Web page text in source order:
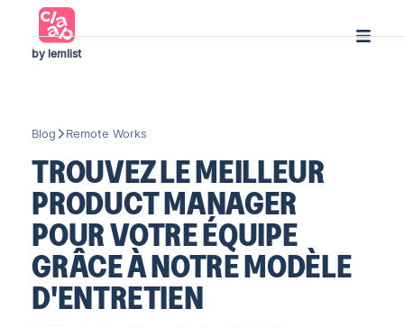
by lemlist
Blog Remote Works
TROUVEZ LE MEILLEUR
PRODUCT MANAGER
POUR VOTRE ÉQUIPE
GRÂCE À NOTRE MODÈLE
D'ENTRETIEN